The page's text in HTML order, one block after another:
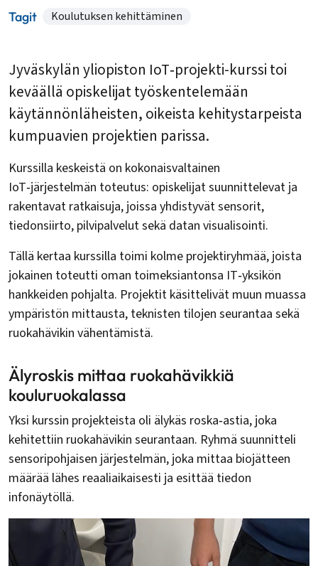
Tagit Koulutuksen kehittäminen
Jyväskylän yliopiston IoT‑projekti-kurssi toi
keväällä opiskelijat työskentelemään
käytännönläheisten, oikeista kehitystarpeista
kumpuavien projektien parissa.
Kurssilla keskeistä on kokonaisvaltainen
IoT‑järjestelmän toteutus: opiskelijat suunnittelevat ja
rakentavat ratkaisuja, joissa yhdistyvät sensorit,
tiedonsiirto, pilvipalvelut sekä datan visualisointi.
Tällä kertaa kurssilla toimi kolme projektiryhmää, joista
jokainen toteutti oman toimeksiantonsa IT‑yksikön
hankkeiden pohjalta. Projektit käsittelivät muun muassa
ympäristön mittausta, teknisten tilojen seurantaa sekä
ruokahävikin vähentämistä.
Älyroskis mittaa ruokahävikkiä
kouluruokalassa
Yksi kurssin projekteista oli älykäs roska‑astia, joka
kehitettiin ruokahävikin seurantaan. Ryhmä suunnitteli
sensoripohjaisen järjestelmän, joka mittaa biojätteen
määrää lähes reaaliaikaisesti ja esittää tiedon
infonäytöllä.